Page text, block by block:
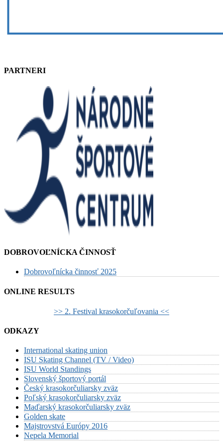
PARTNERI
DOBROVOĽNÍCKA ČINNOSŤ
Dobrovoľnícka činnosť 2025
ONLINE RESULTS
>> 2. Festival krasokorčuľovania <<
ODKAZY
International skating union
ISU Skating Channel (TV / Video)
ISU World Standings
Slovenský športový portál
Český krasokorčuliarsky zväz
Poľský krasokorčuliarsky zväz
Maďarský krasokorčuliarsky zväz
Golden skate
Majstrovstvá Európy 2016
Nepela Memorial